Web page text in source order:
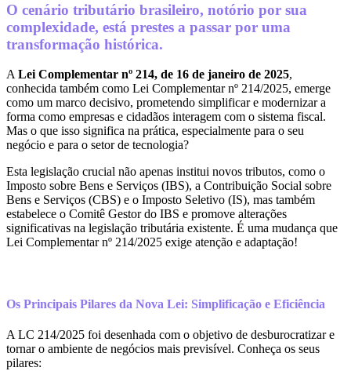
O cenário tributário brasileiro, notório por sua
complexidade, está prestes a passar por uma
transformação histórica.
A Lei Complementar nº 214, de 16 de janeiro de 2025,
conhecida também como Lei Complementar nº 214/2025, emerge
como um marco decisivo, prometendo simplificar e modernizar a
forma como empresas e cidadãos interagem com o sistema fiscal.
Mas o que isso significa na prática, especialmente para o seu
negócio e para o setor de tecnologia?
Esta legislação crucial não apenas institui novos tributos, como o
Imposto sobre Bens e Serviços (IBS), a Contribuição Social sobre
Bens e Serviços (CBS) e o Imposto Seletivo (IS), mas também
estabelece o Comitê Gestor do IBS e promove alterações
significativas na legislação tributária existente. É uma mudança que
Lei Complementar nº 214/2025 exige atenção e adaptação!
Os Principais Pilares da Nova Lei: Simplificação e Eficiência
A LC 214/2025 foi desenhada com o objetivo de desburocratizar e
tornar o ambiente de negócios mais previsível. Conheça os seus
pilares: